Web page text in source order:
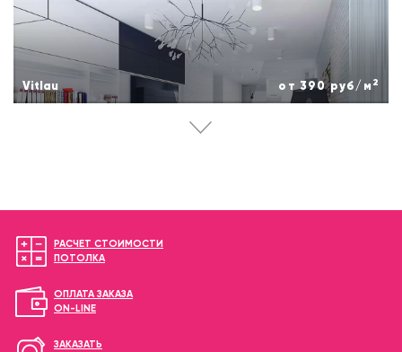
Vitlau от 390 руб/м2
РАСЧЕТ СТОИМОСТИ
ПОТОЛКА
ОПЛАТА ЗАКАЗА
ON-LINE
ЗАКАЗАТЬ